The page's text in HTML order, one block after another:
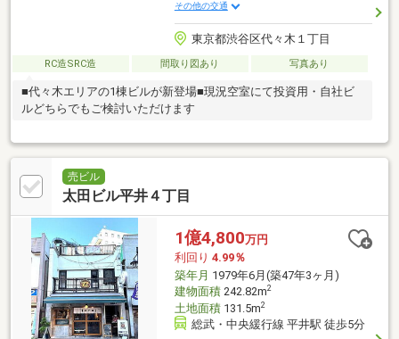
その他の交通
東京都渋谷区代々木１丁目
RC造SRC造 間取り図あり 写真あり
■代々木エリアの1棟ビルが新登場■現況空室にて投資用・自社ビ
ルどちらでもご検討いただけます
売ビル
太田ビル平井４丁目
1億4,800万円
利回り 4.99％
築年月 1979年6月(築47年3ヶ月)
建物面積242.82m2
土地面積131.5m2
総武・中央緩行線 平井駅 徒歩5分